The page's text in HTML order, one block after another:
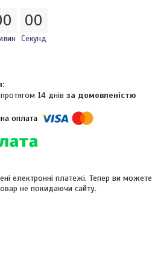
0 00
Секунд
14 днів за домовленістю
електронні платежі. Тепер ви можете
не покидаючи сайту.